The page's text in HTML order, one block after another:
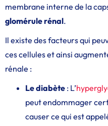
membrane interne de la
glomérule rénal.
Il existe des facteurs qui
ces cellules et ainsi
rénale :
Le diabète : L’
peut endommager
causer ce qui est